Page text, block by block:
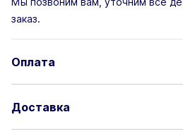
заказ.
Оплата
Доставка